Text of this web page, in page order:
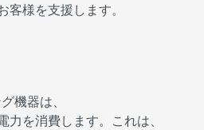
客様を支援します。
機器は、
力を消費します。これは、